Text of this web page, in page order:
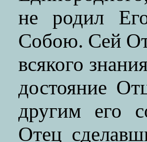
не родил
Собою. Сей
всякого
достояние
другим его
Отец